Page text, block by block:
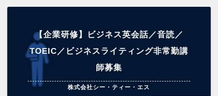
【企業研修】ビジネス英会話／音読／
TOEIC／ビジネスライティング非常勤講
師募集
株式会社シー・ティー・エス